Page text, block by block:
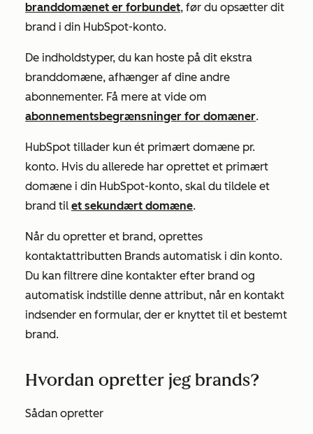
branddomænet er forbundet, før du opsætter dit
brand i din HubSpot-konto.
De indholdstyper, du kan hoste på dit ekstra
branddomæne, afhænger af dine andre
abonnementer. Få mere at vide om
abonnementsbegrænsninger for domæner.
HubSpot tillader kun ét primært domæne pr.
konto. Hvis du allerede har oprettet et primært
domæne i din HubSpot-konto, skal du tildele et
brand til et sekundært domæne.
Når du opretter et brand, oprettes
kontaktattributten Brands automatisk i din konto.
Du kan filtrere dine kontakter efter brand og
automatisk indstille denne attribut, når en kontakt
indsender en formular, der er knyttet til et bestemt
brand.
Hvordan opretter jeg brands?
Sådan opretter